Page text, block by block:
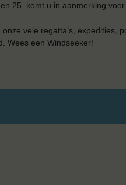
25, komt u in aanmerking
vele regatta’s, expedities,
Wees een Windseeker!